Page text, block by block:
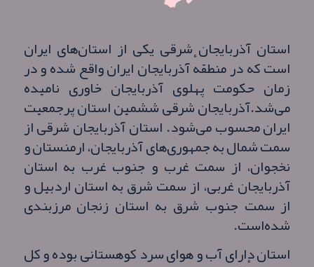
استان آذربایجان شرقی یکی از استان‌های ایران
است که در منطقهٔ آذربایجان ایران واقع شده و در
زمان حکومت پهلوی آذربایجان خاوری نامیده
می‌شد.آذربایجان شرقی ششمین استان پرجمعیت‌
ایران محسوب می‌شود. استان آذربایجان شرقی از
سمت شمال به جمهوری‌های آذربایجان، ارمنستان و
نخجوان، از سمت غرب و جنوب غرب به استان
آذربایجان غربی، از سمت شرق به استان اردبیل و
از سمت جنوب شرق به استان زنجان مرزبندی
شده‌است.
استان دارای آب و هوای سرد کوهستانی بوده و کل